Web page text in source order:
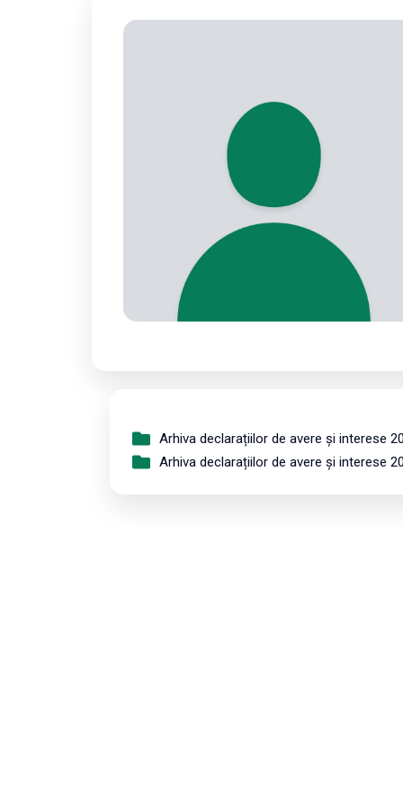
Arhiva declarațiilor de avere și interese
Arhiva declarațiilor de avere și interese